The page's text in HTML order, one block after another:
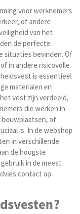
voor werknemers
of andere
van het
de perfecte
situaties bevinden. Of
in andere risicovolle
is essentieel
materialen en
vest zijn verdeeld,
die werken in
bouwplaatsen, of
is. In de webshop
in verschillende
de hoogste
in de meest
contact op.